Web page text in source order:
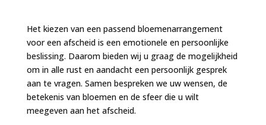
Het kiezen van een passend bloemenarrangement
voor een afscheid is een emotionele en persoonlijke
beslissing. Daarom bieden wij u graag de mogelijkheid
om in alle rust en aandacht een persoonlijk gesprek
aan te vragen. Samen bespreken we uw wensen, de
betekenis van bloemen en de sfeer die u wilt
meegeven aan het afscheid.